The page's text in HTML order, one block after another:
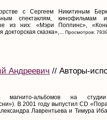
с Сергеем Никитиным
спектаклям, кинофильмам
из них: «Мэри Поппинс»,
докторская сказка»,... Просмотров:
Андреевич // Авторы-
магнито-альбомов на
В 2001 году выпустил CD
Лаврентьева и Тимура